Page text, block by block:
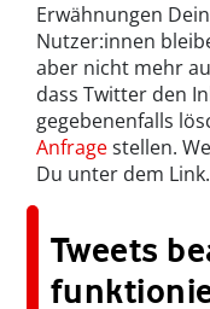
Erwähnungen
Nutzer:innen
aber nicht mehr
dass Twitter den
gegebenenfalls
Anfragestellen.
Du unter dem Link.
Tweets